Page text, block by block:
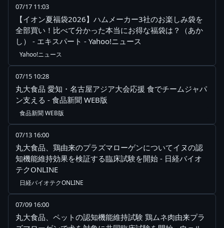
07/17 11:03
【イオン夏福袋2026】ハムメーカー3社のお楽しみ袋を
全部買い！比べて分かった本当にお得な福袋は？（あか
し） - エキスパート - Yahoo!ニュース
Yahoo!ニュース
07/15 10:28
丸大食品 愛知・名古屋アジア大会応援 食でチームジャパ
ン支える - 食品新聞 WEB版
食品新聞 WEB版
07/13 16:00
丸大食品、鶏由来のプラズマローゲンについてイヌの認
知機能維持効果を検証する臨床試験を開始 - 日経バイオ
テクONLINE
日経バイオテクONLINE
07/09 16:00
丸大食品、ペットの認知機能維持試験 鶏ムネ肉由来プラ